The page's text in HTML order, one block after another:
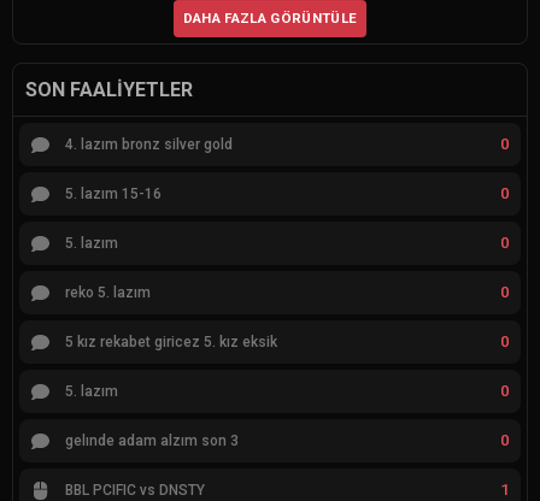
DAHA FAZLA GÖRÜNTÜLE
SON FAALIYETLER
4. lazım bronz silver gold 0
5. lazım 15-16 0
5. lazım 0
reko 5. lazım 0
5 kız rekabet giricez 5. kız eksik 0
5. lazım 0
gelınde adam alzım son 3 0
BBL PCIFIC vs DNSTY 1